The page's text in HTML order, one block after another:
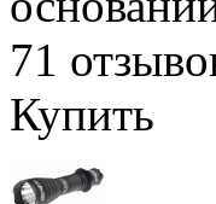
Купить